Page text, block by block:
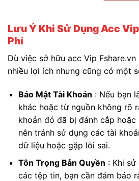
Lưu Ý Khi Sử Dụng Acc
Phí
Dù việc sở hữu acc Vip
nhiều lợi ích nhưng cũng có một
Bảo Mật Tài Khoản : Nếu bạn
khác hoặc từ nguồn không rõ
khoản đó đã bị đánh cắp hoặc
nên tránh sử dụng các tài
dữ liệu hoặc gặp lỗi sai.
Tôn Trọng Bản Quyền : Khi
các tệp tin, bạn cần đảm bảo